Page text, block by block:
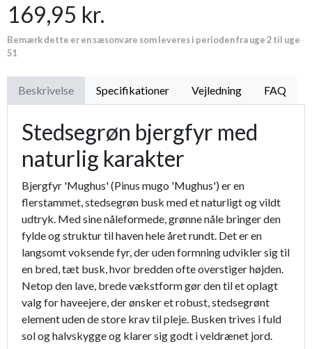
169,95 kr.
Bemærk dette er en sæsonvare som leveres i perioden fra uge 2 til uge
51
Beskrivelse Specifikationer Vejledning FAQ
Stedsegrøn bjergfyr med
naturlig karakter
Bjergfyr 'Mughus' (Pinus mugo 'Mughus') er en
flerstammet, stedsegrøn busk med et naturligt og vildt
udtryk. Med sine nåleformede, grønne nåle bringer den
fylde og struktur til haven hele året rundt. Det er en
langsomt voksende fyr, der uden formning udvikler sig til
en bred, tæt busk, hvor bredden ofte overstiger højden.
Netop den lave, brede vækstform gør den til et oplagt
valg for haveejere, der ønsker et robust, stedsegrønt
element uden de store krav til pleje. Busken trives i fuld
sol og halvskygge og klarer sig godt i veldrænet jord.